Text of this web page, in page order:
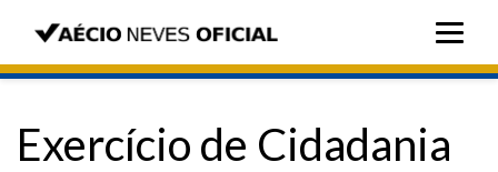
Exercício de Cidadania